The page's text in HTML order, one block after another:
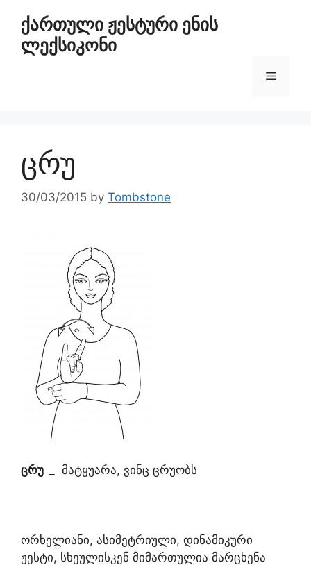
ქართული ჟესტური ენის
ლექსიკონი
ცრუ
30/03/2015 by Tombstone
ცრუ _ მატყუარა, ვინც ცრუობს
ორხელიანი, ასიმეტრიული, დინამიკური
ჟესტი, სხეულისკენ მიმართულია მარცხენა